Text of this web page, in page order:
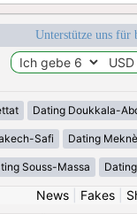
Unterstütze uns für
Dating Doukkala-
Safi Dating
Souss-Massa
News| Fakes|